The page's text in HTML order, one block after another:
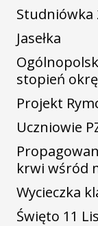
Studniówka
Jasełka
stopień
Projekt
Uczniowie
krwi wśród
Wycieczka
Święto 11